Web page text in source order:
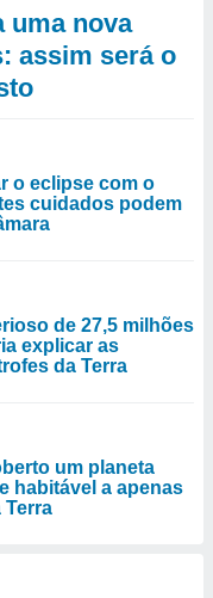
uma nova
assim será o
o eclipse com o
cuidados podem
de 27,5 milhões
explicar as
da Terra
um planeta
habitável a apenas
Terra